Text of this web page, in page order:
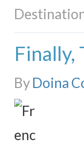
Finally,
By Doina